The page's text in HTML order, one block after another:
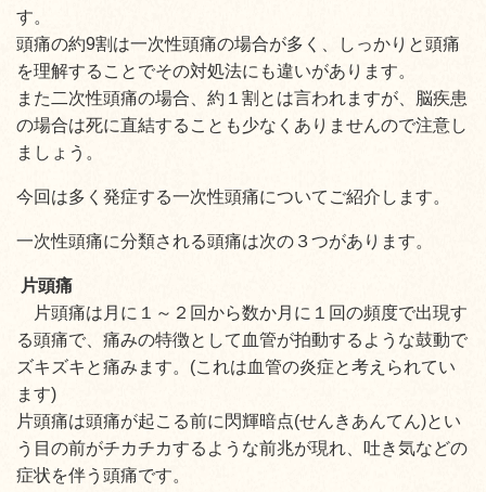
す。
頭痛の約9割は一次性頭痛の場合が多く、しっかりと頭痛
を理解することでその対処法にも違いがあります。
また二次性頭痛の場合、約１割とは言われますが、脳疾患
の場合は死に直結することも少なくありませんので注意し
ましょう。
今回は多く発症する一次性頭痛についてご紹介します。
一次性頭痛に分類される頭痛は次の３つがあります。
片頭痛
片頭痛は月に１～２回から数か月に１回の頻度で出現す
る頭痛で、痛みの特徴として血管が拍動するような鼓動で
ズキズキと痛みます。(これは血管の炎症と考えられてい
ます)
片頭痛は頭痛が起こる前に閃輝暗点(せんきあんてん)とい
う目の前がチカチカするような前兆が現れ、吐き気などの
症状を伴う頭痛です。